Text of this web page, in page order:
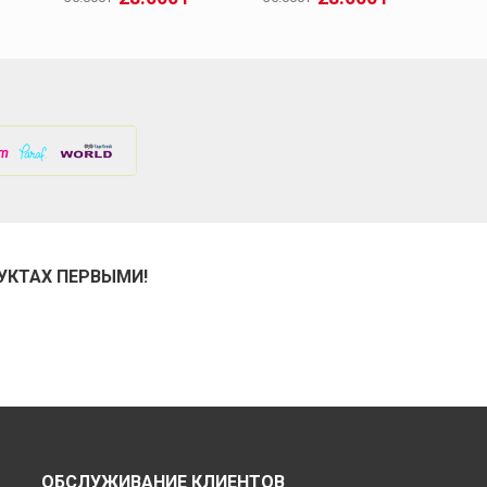
ПЕРВЫМИ!
ОБСЛУЖИВАНИЕ КЛИЕНТОВ